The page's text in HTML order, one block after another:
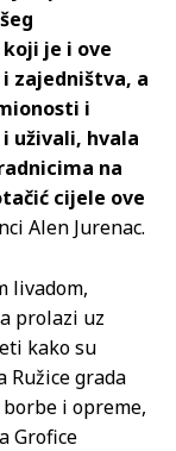
je i ove
zajedništva, a
i
uživali, hvala
na
cijele ove
Alen Jurenac.
livadom,
prolazi uz
kako su
Ružice grada
i opreme,
Grofice